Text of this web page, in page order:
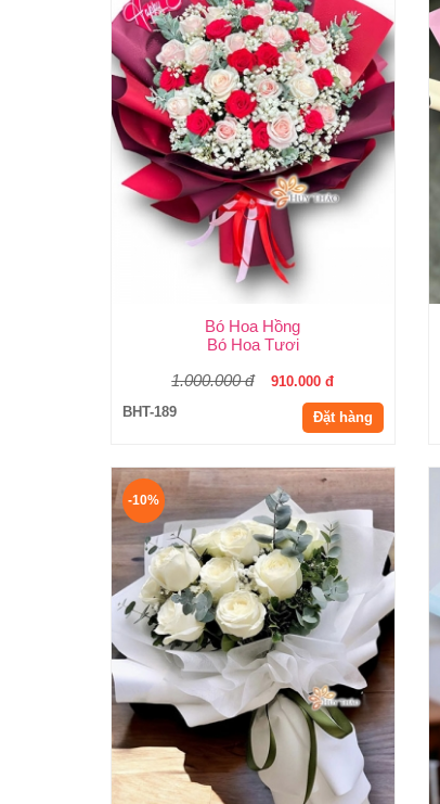
Bó Hoa Hồng
Bó Hoa Tươi
1.000.000 đ
910.000 đ
BHT-189
Đặt hàng
-10%